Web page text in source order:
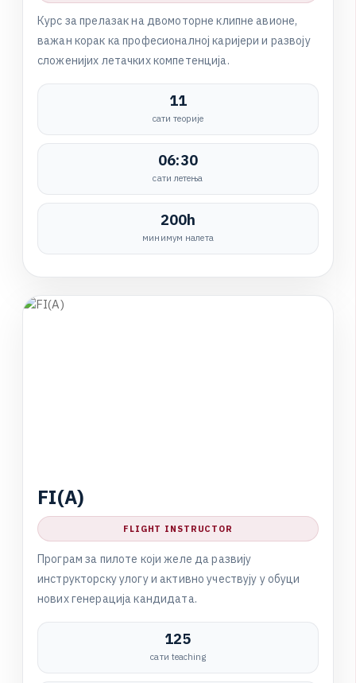
Курс запрелазакнадвомоторне клипне авионе,
важан корак капрофесионалној каријери и развоју
сложенијих летачкихкомпетенција.
11
сати теорије
06:30
сати летења
200h
минимум налета
FI(A)
FLIGHT INSTRUCTOR
Програм за пилоте који желе даразвију
инструкторскуулогуи активно учествују у обуци
новихгенерацијакандидата.
125
сати teaching